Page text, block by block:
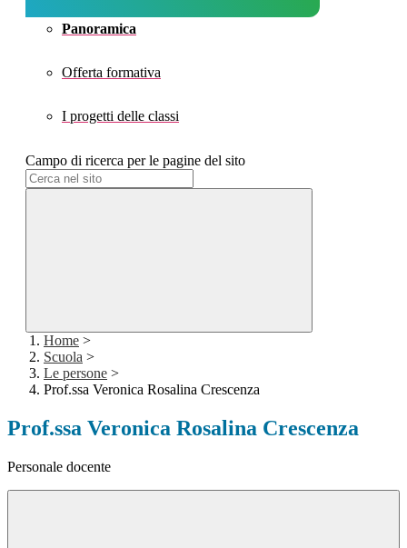
Panoramica
Offerta formativa
I progetti delle classi
Campo di ricerca per le pagine del sito
Home >
Scuola >
Le persone >
Prof.ssa Veronica Rosalina Crescenza
Prof.ssa Veronica Rosalina Crescenza
Personale docente